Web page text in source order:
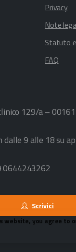
Privacy
Note
Statuto
FAQ
129/a –
dalle 9 alle 18 su
0644243262
Scrivici
website, you agree to